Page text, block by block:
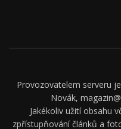
Provozovatelem serveru
Novák,
Jakékoliv užití obsahu
zpřístupňování článků a